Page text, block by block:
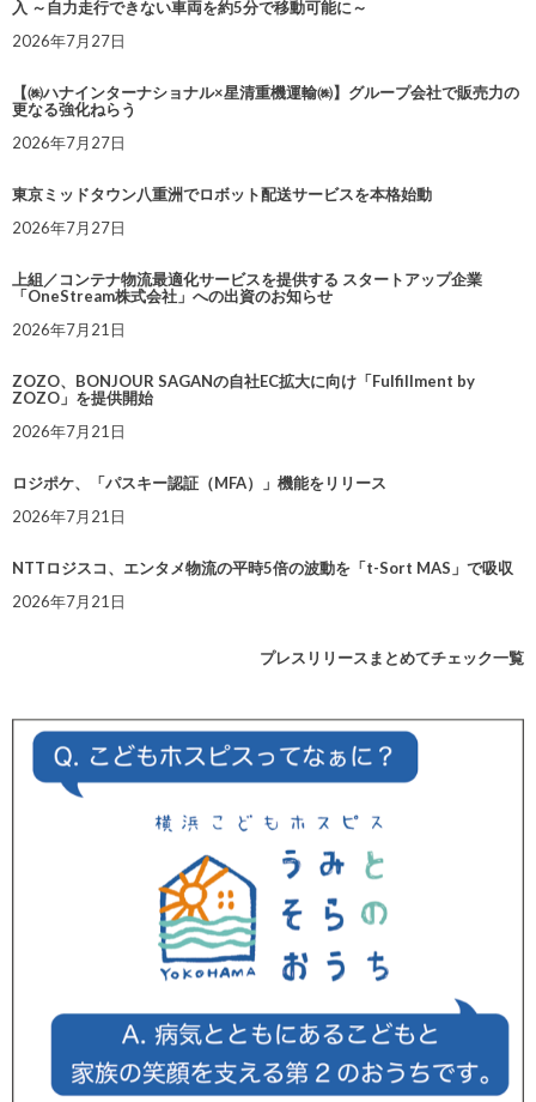
入 ～自力走行できない車両を約5分で移動可能に～
2026年7月27日
【㈱ハナインターナショナル×星清重機運輸㈱】グループ会社で販売力の
更なる強化ねらう
2026年7月27日
東京ミッドタウン八重洲でロボット配送サービスを本格始動
2026年7月27日
上組／コンテナ物流最適化サービスを提供する スタートアップ企業
「OneStream株式会社」への出資のお知らせ
2026年7月21日
ZOZO、BONJOUR SAGANの自社EC拡大に向け「Fulfillment by
ZOZO」を提供開始
2026年7月21日
ロジポケ、「パスキー認証（MFA）」機能をリリース
2026年7月21日
NTTロジスコ、エンタメ物流の平時5倍の波動を「t-Sort MAS」で吸収
2026年7月21日
プレスリリースまとめてチェック一覧